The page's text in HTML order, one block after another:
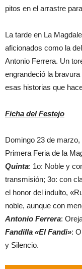
pitos en el arrastre
La tarde en La
aficionados como la
Antonio Ferrera. Un
engrandeció la
esas historias que
Ficha del Festejo
Domingo 23 de marzo,
Primera Feria de la
Quinta: 1o: Noble y
transmisión; 3o: con
el honor del indulto,
noble, aunque con
Antonio Ferrera:
Fandilla «El Fandi»:
y Silencio.